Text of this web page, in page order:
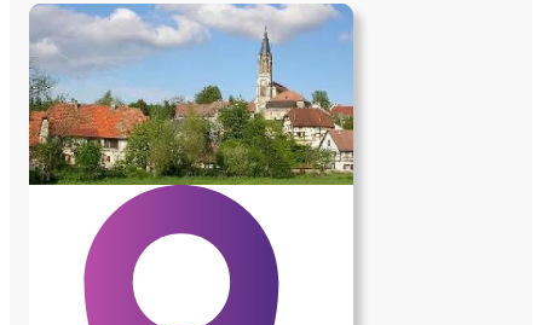
trop de mal avec tout qui était fermé. J'ai
des horaires décalés, actuellement une
dame vient chez moi à 4h du matin, payé
en cesu. Donc mon but c'est une présence
et je trouve que cest un beau partage.
L'étudiant devra avoir sa voiture.